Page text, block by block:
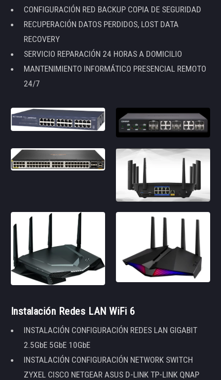
CONFIGURACIÓN RED BACKUP COPIA DE SEGURIDAD
RECUPERACIÓN DATOS PERDIDOS, LOST DATA
RECOVERY
SERVICIO REPARACIÓN 24 HORAS A DOMICILIO
MANTENIMIENTO INFORMÁTICO PRESENCIAL REMOTO
24/7
Instalación Redes LAN WiFi 6
INSTALACIÓN CONFIGURACIÓN REDES LAN GIGABIT
2.5GbE 5GbE 10GbE
INSTALACIÓN CONFIGURACIÓN NETWORK SWITCH
ZYXEL CISCO NETGEAR ASUS D-LINK TP-LINK QNAP